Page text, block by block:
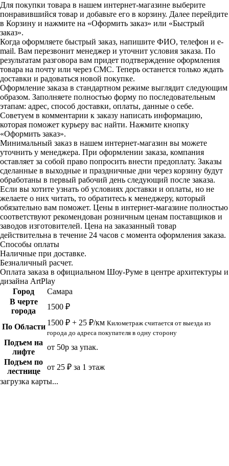
Для покупки товара в нашем интернет-магазине выберите
понравившийся товар и добавьте его в корзину. Далее перейдите
в Корзину и нажмите на «Оформить заказ» или «Быстрый
заказ».
Когда оформляете быстрый заказ, напишите ФИО, телефон и e-
mail. Вам перезвонит менеджер и уточнит условия заказа. По
результатам разговора вам придет подтверждение оформления
товара на почту или через СМС. Теперь останется только ждать
доставки и радоваться новой покупке.
Оформление заказа в стандартном режиме выглядит следующим
образом. Заполняете полностью форму по последовательным
этапам: адрес, способ доставки, оплаты, данные о себе.
Советуем в комментарии к заказу написать информацию,
которая поможет курьеру вас найти. Нажмите кнопку
«Оформить заказ».
Минимальный заказ в нашем интернет-магазин вы можете
уточнить у менеджера. При оформлении заказа, компания
оставляет за собой право попросить внести предоплату. Заказы
сделанные в выходные и праздничные дни через корзину будут
обработаны в первый рабочий день следующий после заказа.
Если вы хотите узнать об условиях доставки и оплаты, но не
желаете о них читать, то обратитесь к менеджеру, который
обязательно вам поможет. Цены в интернет-магазине полностью
соответствуют рекомендован розничным ценам поставщиков и
заводов изготовителей. Цена на заказанный товар
действительна в течение 24 часов с момента оформления заказа.
Способы оплаты
Наличные при доставке.
Безналичный расчет.
Оплата заказа в официальном Шоу-Руме в центре архитектуры и
дизайна ArtPlay
Город
Самара
В черте
города
1500 ₽
По Области 1500 ₽ + 25 ₽/км Километраж считается от выезда из
города до адреса покупателя в одну сторону
Подъем на
лифте
от 50р за упак.
Подъем по
лестнице
от 25 ₽ за 1 этаж
загрузка карты...